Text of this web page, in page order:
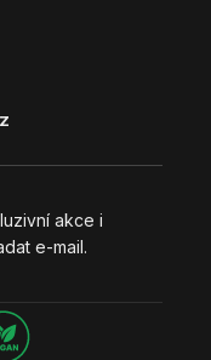
akce i
e-mail.